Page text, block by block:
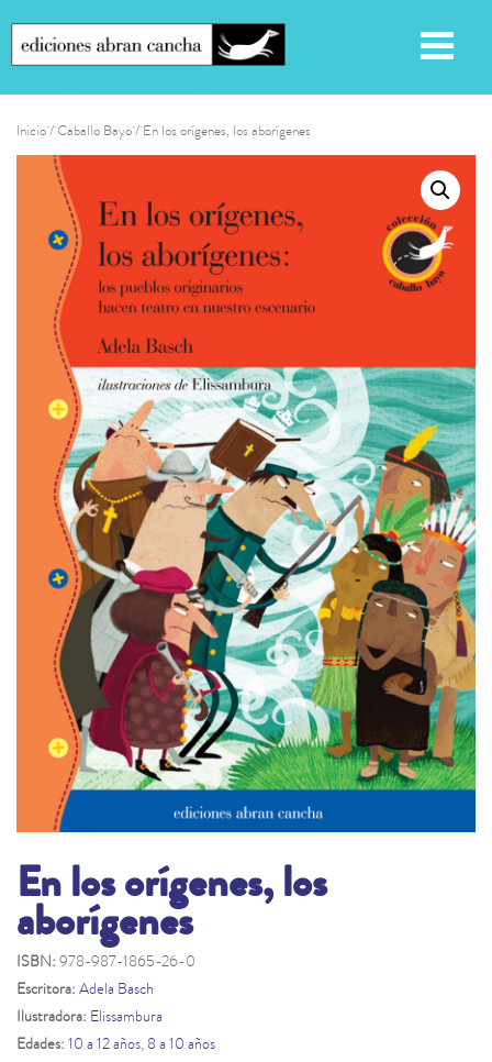
Inicio/Caballo Bayo/ En los orígenes, los aborígenes
En los orígenes, los
aborígenes
ISBN: 978-987-1865-26-0
Escritora: Adela Basch
Ilustradora: Elissambura
Edades: 10 a 12 años, 8 a 10 años